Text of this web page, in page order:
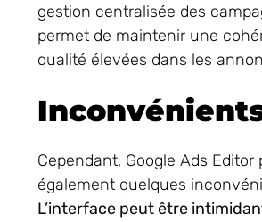
gestion centralisée des
permet de maintenir une
qualité élevées dans les
Cependant, Google Ads Editor
également quelques
L’interface peut être